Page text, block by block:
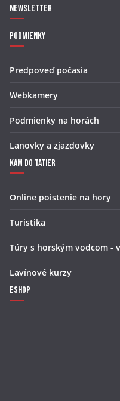
Newsletter
Podmienky
Predpoveď počasia
Webkamery
Podmienky na horách
Lanovky a zjazdovky
Kam do Tatier
Online poistenie na hory
Turistika
Túry s horským vodcom -
Lavínové kurzy
Eshop